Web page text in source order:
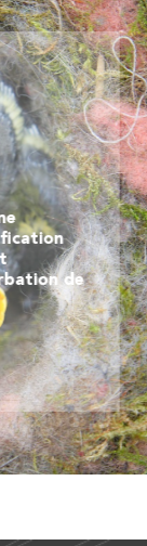
de